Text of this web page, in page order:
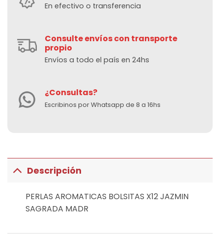
En efectivo o transferencia
Consulte envíos con transporte
propio
Envíos a todo el país en 24hs
¿Consultas?
Escribinos por Whatsapp de 8 a 16hs
Descripción
PERLAS AROMATICAS BOLSITAS X12 JAZMIN
SAGRADA MADR